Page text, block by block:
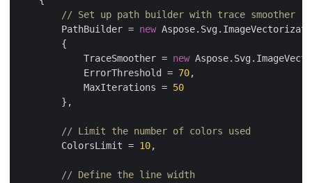
// Set up path builder with trace smoother
        PathBuilder =
new
        {
            TraceSmoother =
new
            ErrorThreshold =
70,
            MaxIterations =
50
        },
// Limit the number of colors used
        ColorsLimit =
10,
// Define the line width